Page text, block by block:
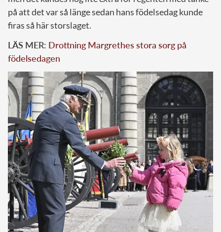
på att det var så länge sedan hans födelsedag kunde
firas så här storslaget.
LÄS MER: Drottning Margrethes stora sorg på
födelsedagen